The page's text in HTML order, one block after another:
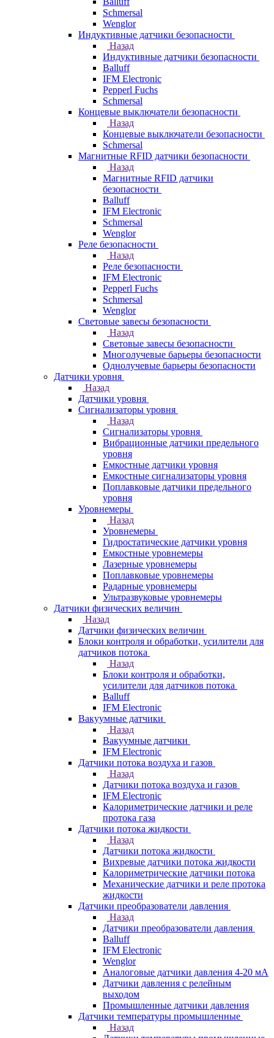
Schmersal
Wenglor
Индуктивные датчики безопасности
Назад
Индуктивные датчики безопасности
Balluff
IFM Electronic
Pepperl Fuchs
Schmersal
Концевые выключатели безопасности
Назад
Концевые выключатели безопасности
Schmersal
Магнитные RFID датчики безопасности
Назад
Магнитные RFID датчики
безопасности
Balluff
IFM Electronic
Schmersal
Wenglor
Реле безопасности
Назад
Реле безопасности
IFM Electronic
Pepperl Fuchs
Schmersal
Wenglor
Световые завесы безопасности
Назад
Световые завесы безопасности
Многолучевые барьеры безопасности
Однолучевые барьеры безопасности
Датчики уровня
Назад
Датчики уровня
Сигнализаторы уровня
Назад
Сигнализаторы уровня
Вибрационные датчики предельного
уровня
Емкостные датчики уровня
Емкостные сигнализаторы уровня
Поплавковые датчики предельного
уровня
Уровнемеры
Назад
Уровнемеры
Гидростатические датчики уровня
Емкостные уровнемеры
Лазерные уровнемеры
Поплавковые уровнемеры
Радарные уровнемеры
Ультразвуковые уровнемеры
Датчики физических величин
Назад
Датчики физических величин
Блоки контроля и обработки, усилители для
датчиков потока
Назад
Блоки контроля и обработки,
усилители для датчиков потока
Balluff
IFM Electronic
Вакуумные датчики
Назад
Вакуумные датчики
IFM Electronic
Датчики потока воздуха и газов
Назад
Датчики потока воздуха и газов
IFM Electronic
Калориметрические датчики и реле
протока газа
Датчики потока жидкости
Назад
Датчики потока жидкости
Вихревые датчики потока жидкости
Калориметрические датчики потока
Механические датчики и реле протока
жидкости
Датчики преобразователи давления
Назад
Датчики преобразователи давления
Balluff
IFM Electronic
Wenglor
Аналоговые датчики давления 4-20 мА
Датчики давления с релейным
выходом
Промышленные датчики давления
Датчики температуры промышленные
Назад